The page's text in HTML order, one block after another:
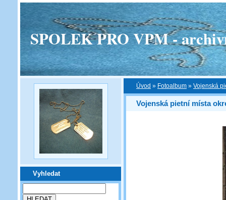
SPOLEK PRO VPM -
Vyhledat
Úvod » Fotoalbum » Vojenská
Vojenská pietní místa